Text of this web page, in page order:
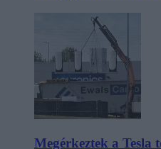
Megérkeztek a Tesla